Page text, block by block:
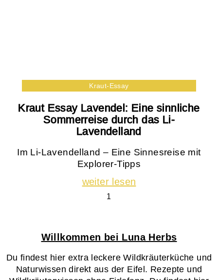
Kraut-Essay
Kraut Essay Lavendel: Eine sinnliche
Sommerreise durch das Li-
Lavendelland
Im Li-Lavendelland – Eine Sinnesreise mit
Explorer-Tipps
weiter lesen
Willkommen bei Luna Herbs
Du findest hier extra leckere Wildkräuterküche und
Naturwissen direkt aus der Eifel. Rezepte und